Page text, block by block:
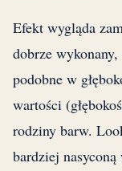
Efekt wygląda
dobrze
podobne w
wartości
rodziny barw.
bardziej